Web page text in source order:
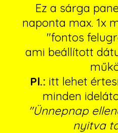
Ez a sárga
naponta max. 1x
"fontos
ami beállított
Pl.: itt lehet
minden
"Ünnepnap
nyitva